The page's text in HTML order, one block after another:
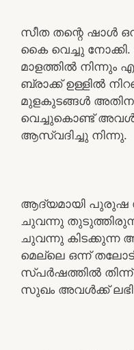
സീത തന്റെ ഷാൾ
കൈ വെച്ചു
മാളത്തിൽ
ബ്രാക്ക് ഉള്ളിൽ
മുളകുടങ്ങൾ
വെച്ചുകൊണ്ട് അവൾ
ആസ്വദിച്ചു നിന്നു.
ആദ്യമായി പുരുഷ
ചുവന്നു
ചുവന്നു കിടക്കുന്ന
മെല്ലെ ഒന്ന്
സ്പർഷത്തിൽ
സുഖം അവൾക്ക്